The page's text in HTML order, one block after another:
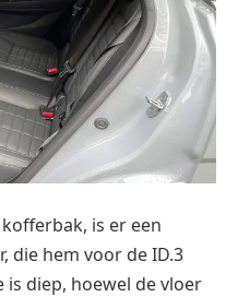
is er een
die hem voor de ID.3
diep, hoewel de vloer